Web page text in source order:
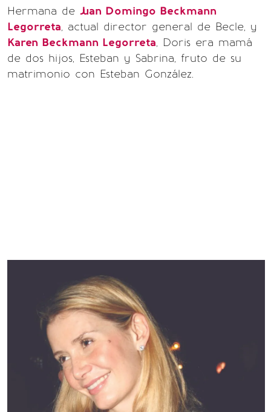
Hermana de Juan Domingo Beckmann
Legorreta, actual director general de Becle, y
Karen Beckmann Legorreta, Doris era mamá
de dos hijos, Esteban y Sabrina, fruto de su
matrimonio con Esteban González.